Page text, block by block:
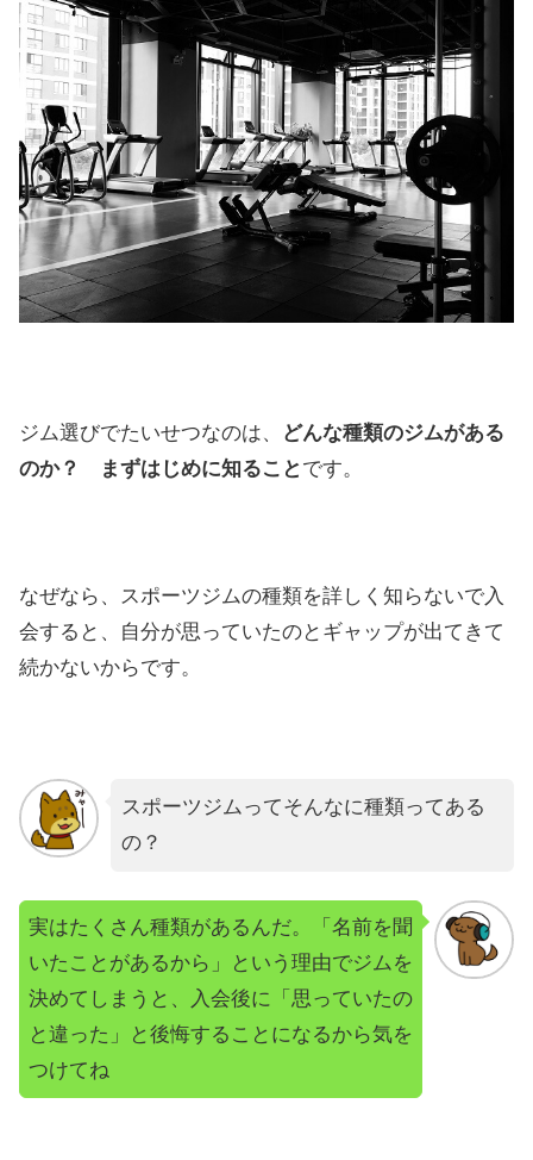
ジム選びでたいせつなのは、
どんな種類のジムがある
のか？ まずはじめに知ること です。
なぜなら、スポーツジムの種類を詳しく知らないで入
会すると、自分が思っていたのとギャップが出てきて
続かないからです。
スポーツジムってそんなに種類ってある
の？
実はたくさん種類があるんだ。「名前を聞
いたことがあるから」という理由でジムを
決めてしまうと、入会後に「思っていたの
と違った」と後悔することになるから気を
つけてね